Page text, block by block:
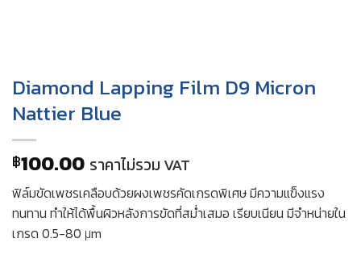
Diamond Lapping Film D9 Micron
Nattier Blue
฿100.00 ราคาไม่รวม VAT
ฟิล์มขัดเพชรเคลือบด้วยผงเพชรคัดเกรดพิเศษ มีความแข็งแรง
ทนทาน ทำให้ได้พื้นผิวหลังการขัดที่สม่ำเสมอ เรียบเนียน มีจำหน่ายใน
เกรด 0.5-80 μm